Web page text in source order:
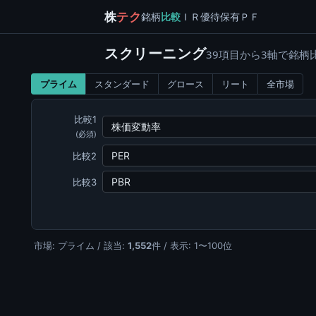
株テク銘柄比較 ＩＲ優待保有ＰＦ
スクリーニング39項目から3軸で銘柄
プライム スタンダード グロース リート 全市場
比較1
(必須)
比較2
比較3
市場: プライム / 該当: 1,552件 / 表示: 1〜100位